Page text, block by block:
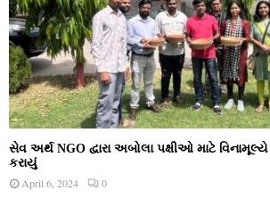
સેવ અર્થ NGO દ્વારા અબોલા પક્ષીઓ માટે વિનામૂલ્યે
કરાયું
April 6, 2024 0